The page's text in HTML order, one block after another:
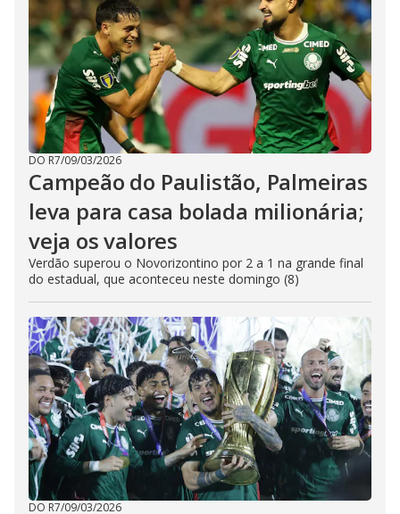
DO R7/09/03/2026
Campeão do Paulistão, Palmeiras
leva para casa bolada milionária;
veja os valores
Verdão superou o Novorizontino por 2 a 1 na grande final
do estadual, que aconteceu neste domingo (8)
DO R7/09/03/2026